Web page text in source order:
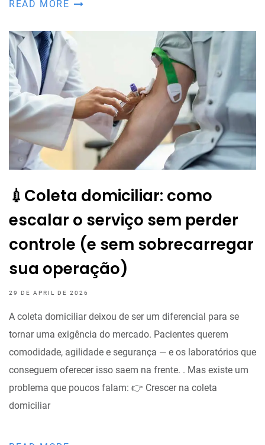
READ MORE
💉Coleta domiciliar: como
escalar o serviço sem perder
controle (e sem sobrecarregar
sua operação)
29 DE APRIL DE 2026
A coleta domiciliar deixou de ser um diferencial para se
tornar uma exigência do mercado. Pacientes querem
comodidade, agilidade e segurança — e os laboratórios que
conseguem oferecer isso saem na frente. . Mas existe um
problema que poucos falam: 👉 Crescer na coleta
domiciliar